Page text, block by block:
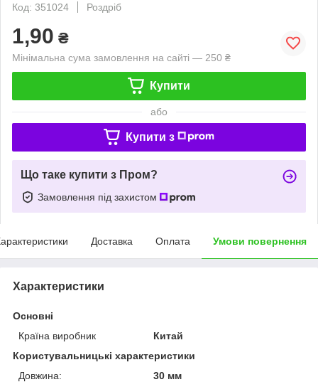
Код: 351024
Роздріб
1,90 ₴
Мінімальна сума замовлення на сайті — 250 ₴
Купити
або
Купити з
Що таке купити з Пром?
Замовлення під захистом
Доставка Оплата Умови повернення
Характеристики
Основні
Країна виробник
Китай
Користувальницькі характеристики
Довжина:
30 мм